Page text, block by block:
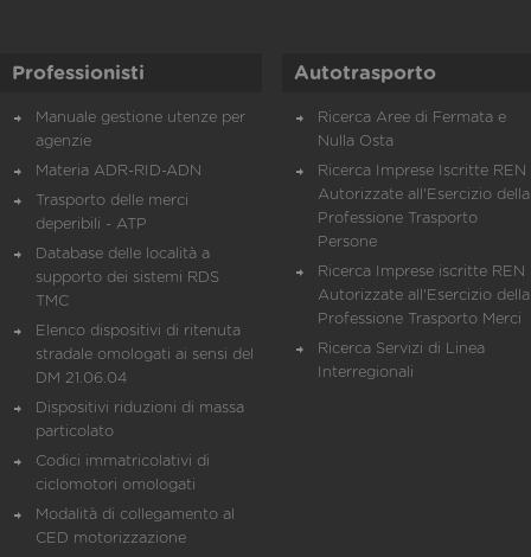
Professionisti
Manuale gestione utenze per
agenzie
Materia ADR-RID-ADN
Trasporto delle merci
deperibili - ATP
Database delle località a
supporto dei sistemi RDS
TMC
Elenco dispositivi di ritenuta
stradale omologati ai sensi del
DM 21.06.04
Dispositivi riduzioni di massa
particolato
Codici immatricolativi di
ciclomotori omologati
Modalità di collegamento al
CED motorizzazione
Autotrasporto
Ricerca Aree di Fermata e
Nulla Osta
Ricerca Imprese Iscritte REN
Autorizzate all'Esercizio della
Professione Trasporto
Persone
Ricerca Imprese iscritte REN
Autorizzate all'Esercizio della
Professione Trasporto Merci
Ricerca Servizi di Linea
Interregionali